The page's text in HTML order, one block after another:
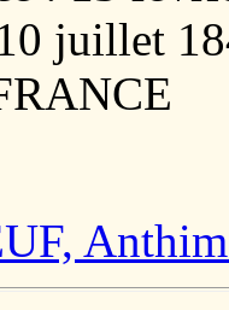
juillet